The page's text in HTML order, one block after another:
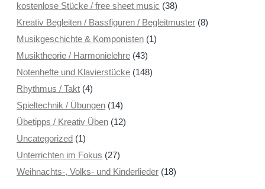
kostenlose Stücke / free sheet music (38)
Kreativ Begleiten / Bassfiguren / Begleitmuster(8)
Musikgeschichte & Komponisten(1)
Musiktheorie / Harmonielehre(43)
Notenhefte und Klavierstücke(148)
Rhythmus / Takt(4)
Spieltechnik / Übungen(14)
Übetipps / Kreativ Üben(12)
Uncategorized(1)
Unterrichten im Fokus (27)
Weihnachts-, Volks- und Kinderlieder(18)